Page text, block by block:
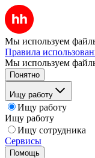
Мы используем
Правила
Мы используем
Понятно
Ищу работу
Ищу работу
Ищу работу
Ищу сотрудника
Сервисы
Помощь